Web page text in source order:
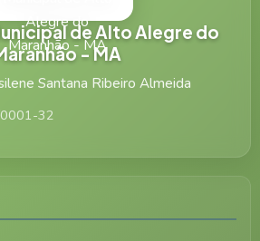
de Alto Alegre do
- MA
Santana Ribeiro Almeida
0001-32